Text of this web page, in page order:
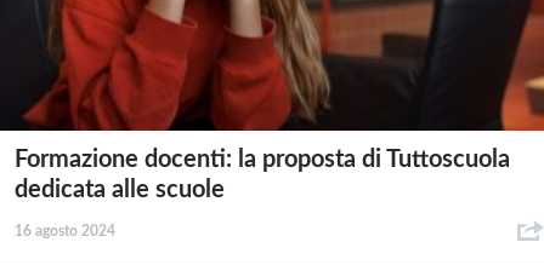
Formazione docenti: la proposta di Tuttoscuola
dedicata alle scuole
16 agosto 2024